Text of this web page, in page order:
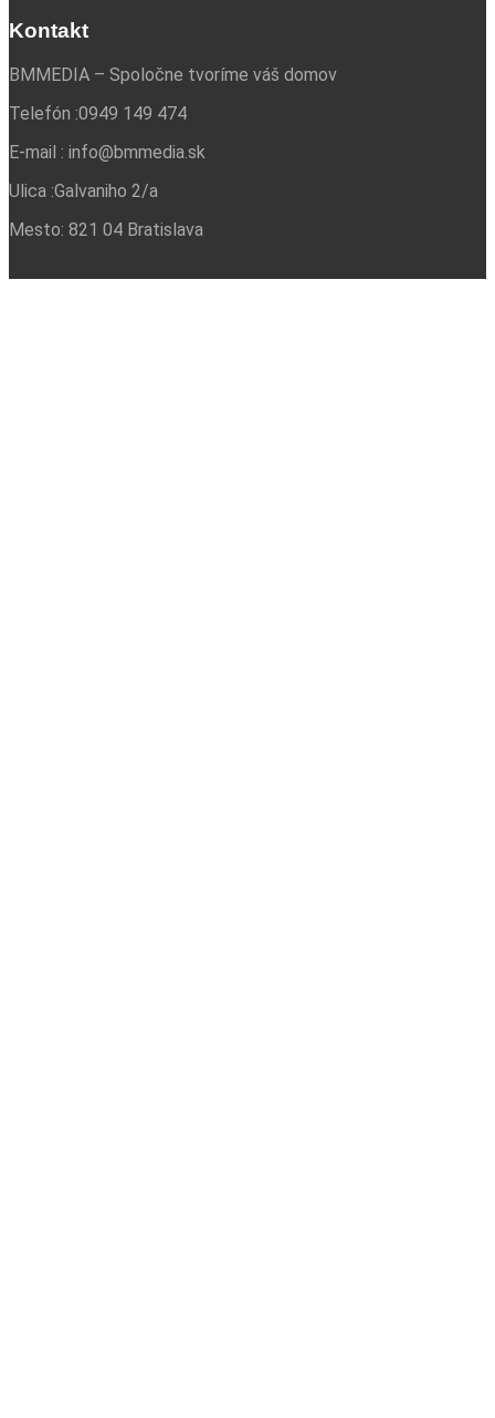
Kontakt
BMMEDIA – Spoločne tvoríme váš domov
Telefón :0949 149 474
E-mail : info@bmmedia.sk
Ulica :Galvaniho 2/a
Mesto: 821 04 Bratislava